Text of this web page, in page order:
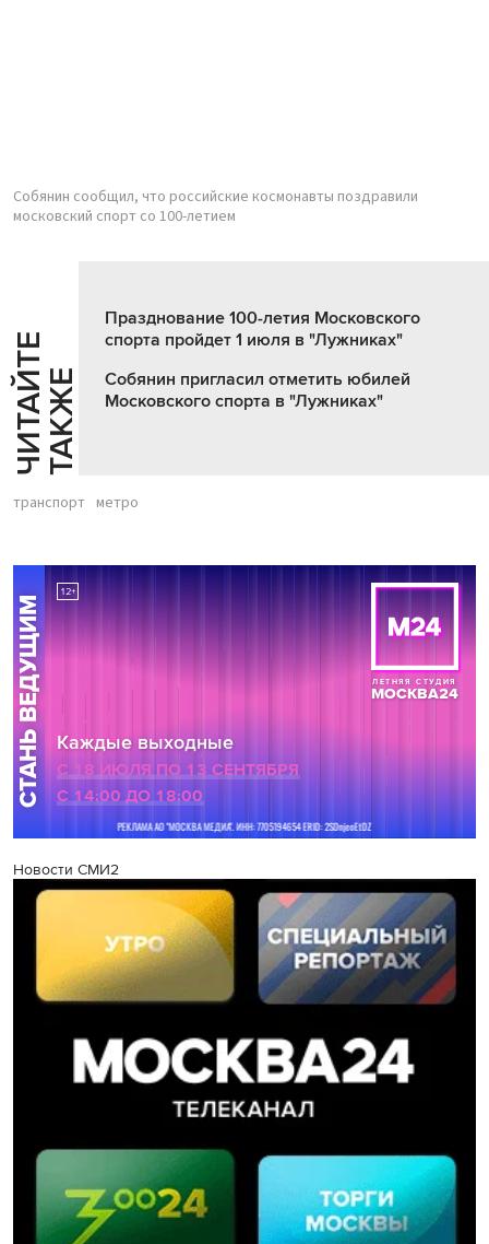
Собянин сообщил, что российские космонавты поздравили
московский спорт со 100-летием
Ч
И
Т
АЙ
Т
Е
Т
А
К
ЖЕ
Празднование 100-летия Московского
спорта пройдет 1 июля в "Лужниках"
Собянин пригласил отметить юбилей
Московского спорта в "Лужниках"
транспорт метро
Новости СМИ2